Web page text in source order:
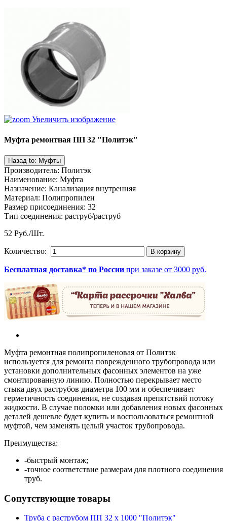
Увеличить изображение
Муфта ремонтная ПП 32 "Политэк"
Производитель: Политэк
Наименование: Муфта
Назначение: Канализация внутренняя
Материал: Полипропилен
Размер присоединения: 32
Тип соединения: раструб/раструб
52 Руб./Шт.
Количество:
Бесплатная доставка* по России при заказе от 3000 руб.
Муфта ремонтная полипропиленовая от Политэк
используется для ремонта поврежденного трубопровода или
установки дополнительных фасонных элементов на уже
смонтированную линию. Полностью перекрывает место
стыка двух раструбов диаметра 100 мм и обеспечивает
герметичность соединения, не создавая препятствий потоку
жидкости. В случае поломки или добавления новых фасонных
деталей дешевле будет купить и воспользоваться ремонтной
муфтой, чем заменять целый участок трубопровода.
Преимущества:
-быстрый монтаж;
-точное соответствие размерам для плотного соединения
труб.
Сопутствующие товары
Труба с раструбом ПП 32 х 1000 "Политэк"